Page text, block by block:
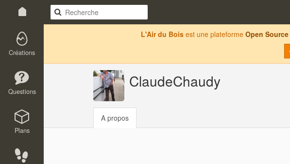
Créations
Questions
Plans
L'Air du Bois est une plateforme Open Source
ClaudeChaudy
A propos